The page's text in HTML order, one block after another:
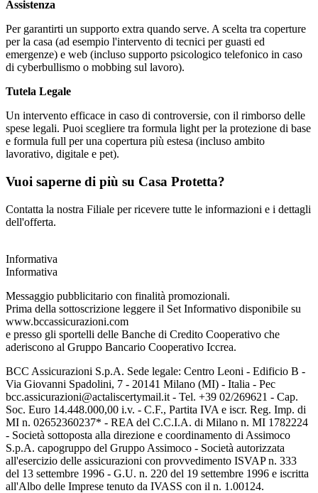
Assistenza
Per garantirti un supporto extra quando serve. A scelta tra coperture
per la casa (ad esempio l'intervento di tecnici per guasti ed
emergenze) e web (incluso supporto psicologico telefonico in caso
di cyberbullismo o mobbing sul lavoro).
Tutela Legale
Un intervento efficace in caso di controversie, con il rimborso delle
spese legali. Puoi scegliere tra formula light per la protezione di base
e formula full per una copertura più estesa (incluso ambito
lavorativo, digitale e pet).
Vuoi saperne di più su Casa Protetta?
Contatta la nostra Filiale per ricevere tutte le informazioni e i dettagli
dell'offerta.
Informativa
Informativa
Messaggio pubblicitario con finalità promozionali.
Prima della sottoscrizione leggere il Set Informativo disponibile su
www.bccassicurazioni.com
e presso gli sportelli delle Banche di Credito Cooperativo che
aderiscono al Gruppo Bancario Cooperativo Iccrea.
BCC Assicurazioni S.p.A. Sede legale: Centro Leoni - Edificio B -
Via Giovanni Spadolini, 7 - 20141 Milano (MI) - Italia - Pec
bcc.assicurazioni@actaliscertymail.it - Tel. +39 02/269621 - Cap.
Soc. Euro 14.448.000,00 i.v. - C.F., Partita IVA e iscr. Reg. Imp. di
MI n. 02652360237* - REA del C.C.I.A. di Milano n. MI 1782224
- Società sottoposta alla direzione e coordinamento di Assimoco
S.p.A. capogruppo del Gruppo Assimoco - Società autorizzata
all'esercizio delle assicurazioni con provvedimento ISVAP n. 333
del 13 settembre 1996 - G.U. n. 220 del 19 settembre 1996 e iscritta
all'Albo delle Imprese tenuto da IVASS con il n. 1.00124.